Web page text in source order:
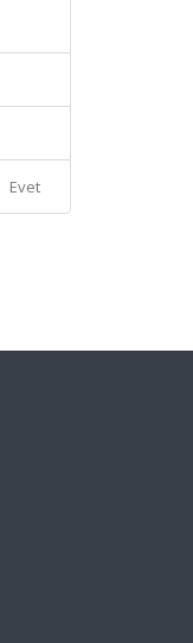
Evet